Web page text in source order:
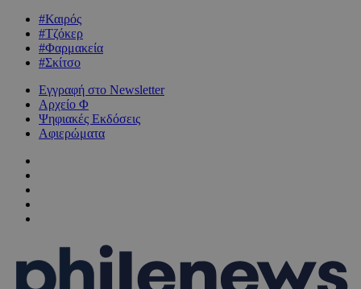
#Καιρός
#Τζόκερ
#Φαρμακεία
#Σκίτσο
Εγγραφή στο Newsletter
Αρχείο Φ
Ψηφιακές Εκδόσεις
Αφιερώματα